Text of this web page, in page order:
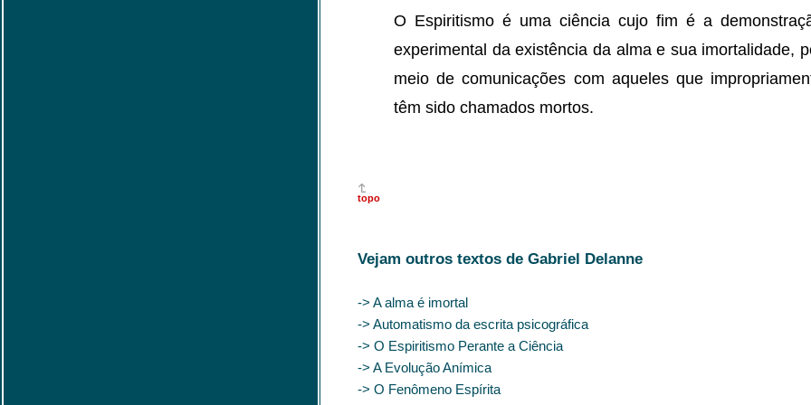
O Espiritismo é uma ciência cujo fim é a
experimental da existência da alma e sua imortalidade,
meio de comunicações com aqueles que
têm sido chamados mortos.
topo
Vejam outros textos de Gabriel Delanne
-> A alma é imortal
-> Automatismo da escrita psicográfica
-> O Espiritismo Perante a Ciência
-> A Evolução Anímica
-> O Fenômeno Espírita